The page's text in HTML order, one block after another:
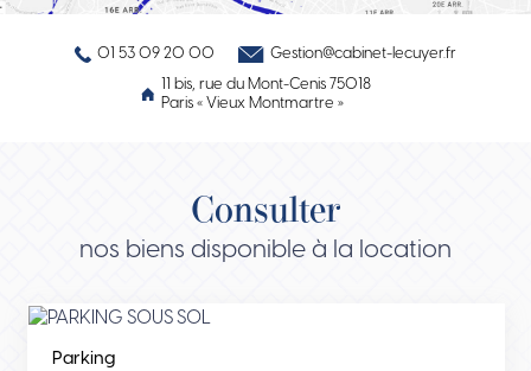
01 53 09 20 00
Gestion@cabinet-lecuyer.fr
11 bis, rue du Mont-Cenis 75018
Paris« Vieux Montmartre »
Consulter
nos biens disponible à la location
Parking